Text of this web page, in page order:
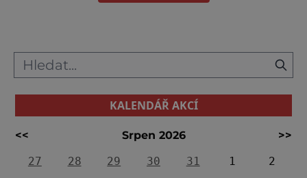
KALENDÁŘ AKCÍ
<< Srpen 2026
>>
27
28 29 30 31 1
2